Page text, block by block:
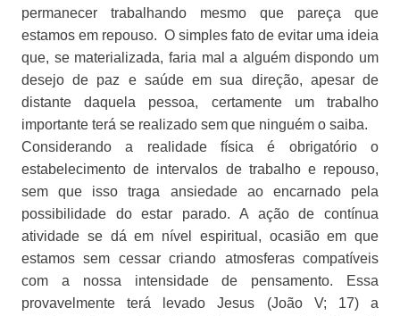
permanecer trabalhando mesmo que pareça que
estamos em repouso. O simples fato de evitar uma ideia
que, se materializada, faria mal a alguém dispondo um
desejo de paz e saúde em sua direção, apesar de
distante daquela pessoa, certamente um trabalho
importante terá se realizado sem que ninguém o saiba.
Considerando a realidade física é obrigatório o
estabelecimento de intervalos de trabalho e repouso,
sem que isso traga ansiedade ao encarnado pela
possibilidade do estar parado. A ação de contínua
atividade se dá em nível espiritual, ocasião em que
estamos sem cessar criando atmosferas compatíveis
com a nossa intensidade de pensamento. Essa
provavelmente terá levado Jesus (João V; 17) a